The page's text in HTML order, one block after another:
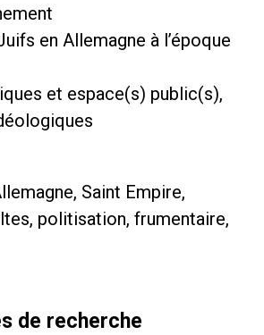
en Allemagne à l’époque
et espace(s) public(s),
Saint Empire,
politisation, frumentaire,
de recherche